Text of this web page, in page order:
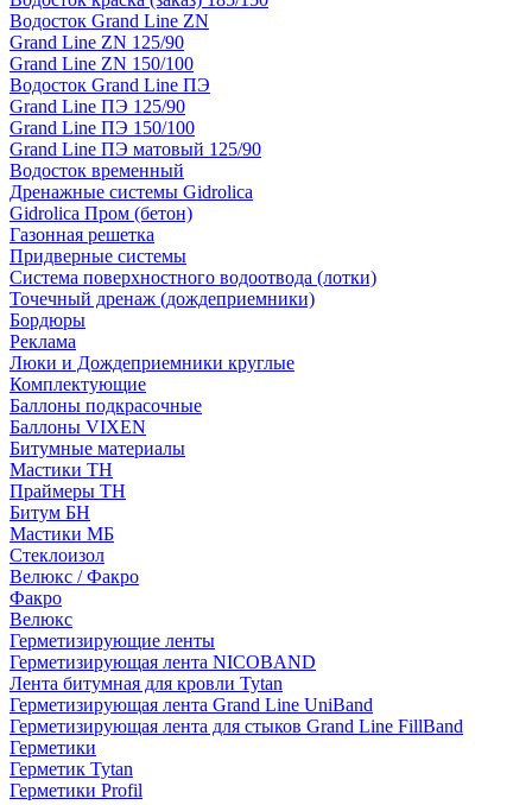
Водосток Grand Line ZN
Grand Line ZN 125/90
Grand Line ZN 150/100
Водосток Grand Line ПЭ
Grand Line ПЭ 125/90
Grand Line ПЭ 150/100
Grand Line ПЭ матовый 125/90
Водосток временный
Дренажные системы Gidrolica
Gidrolica Пром (бетон)
Газонная решетка
Придверные системы
Система поверхностного водоотвода (лотки)
Точечный дренаж (дождеприемники)
Бордюры
Рекламa
Люки и Дождеприемники круглые
Комплектующие
Баллоны подкрасочные
Баллоны VIXEN
Битумные материалы
Мастики ТН
Праймеры ТН
Битум БН
Мастики МБ
Стеклоизол
Велюкс / Факро
Факро
Велюкс
Герметизирующие ленты
Герметизирующая лента NICOBAND
Лента битумная для кровли Tytan
Герметизирующая лента Grand Line UniBand
Герметизирующая лента для стыков Grand Line FillBand
Герметики
Герметик Tytan
Герметики Profil